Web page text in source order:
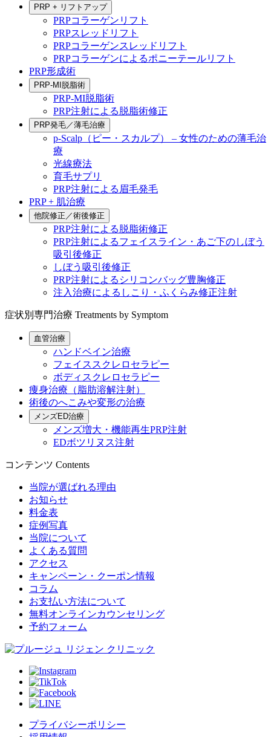
PRP + リフトアップ
PRPコラーゲンリフト
PRPスレッドリフト
PRPコラーゲンスレッドリフト
PRPコラーゲンによるポニーテールリフト
PRP形成術
PRP-MI脱脂術
PRP-MI脱脂術
PRP注射による脱脂術修正
PRP発毛／薄毛治療
p-Scalp（ピー・スカルプ） – 女性のための薄毛治
療
光線療法
育毛サプリ
PRP注射による眉毛発毛
PRP + 肌治療
他院修正／術後修正
PRP注射による脱脂術修正
PRP注射によるフェイスライン・あご下のしぼう
吸引後修正
しぼう吸引後修正
PRP注射によるシリコンバッグ豊胸修正
注入治療によるしこり・ふくらみ修正注射
症状別専門治療 Treatments by Symptom
血管治療
ハンドベイン治療
フェイススクレロセラピー
ボディスクレロセラピー
痩身治療（脂肪溶解注射）
術後のへこみや変形の治療
メンズED治療
メンズ増大・機能再生PRP注射
EDボツリヌス注射
コンテンツ Contents
当院が選ばれる理由
お知らせ
料金表
症例写真
当院について
よくある質問
アクセス
キャンペーン・クーポン情報
コラム
お支払い方法について
無料オンラインカウンセリング
予約フォーム
プライバシーポリシー